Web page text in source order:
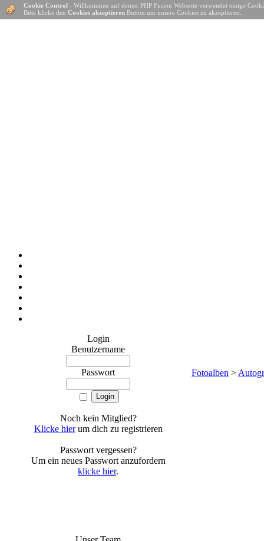
Login
Benutzername
Passwort
Noch kein Mitglied?
Klicke hierum dich zu registrieren
Passwort vergessen?
Um ein neues Passwort anzufordern
klicke hier.
Fotoalben >
Cookie Control - Willkommen auf deiner PHP Fusion Webseite verwendet einige
Bitte klicke den Cookies akzeptieren Button um unsere Cookies zu akzeptieren.